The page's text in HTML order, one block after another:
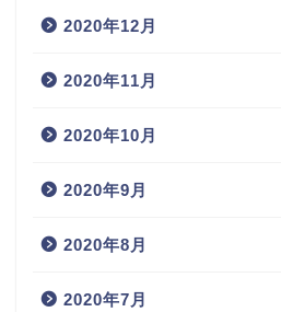
2020年12月
2020年11月
2020年10月
2020年9月
2020年8月
2020年7月